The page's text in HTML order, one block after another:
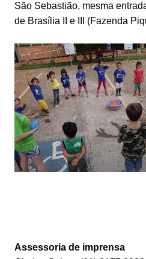
São Sebastião, mesma
de Brasília II e III (Fazenda
Assessoria de imprensa